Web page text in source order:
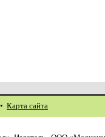
• Карта сайта